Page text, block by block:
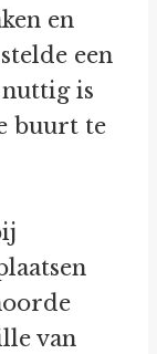
en
een
is
buurt te
van